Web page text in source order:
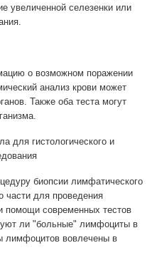
увеличенной селезенки или
о возможном поражении
анализ крови может
Также оба теста могут
для гистологического и
биопсии лимфатического
части для проведения
помощи современных тестов
ли "больные" лимфоциты в
лимфоцитов вовлечены в